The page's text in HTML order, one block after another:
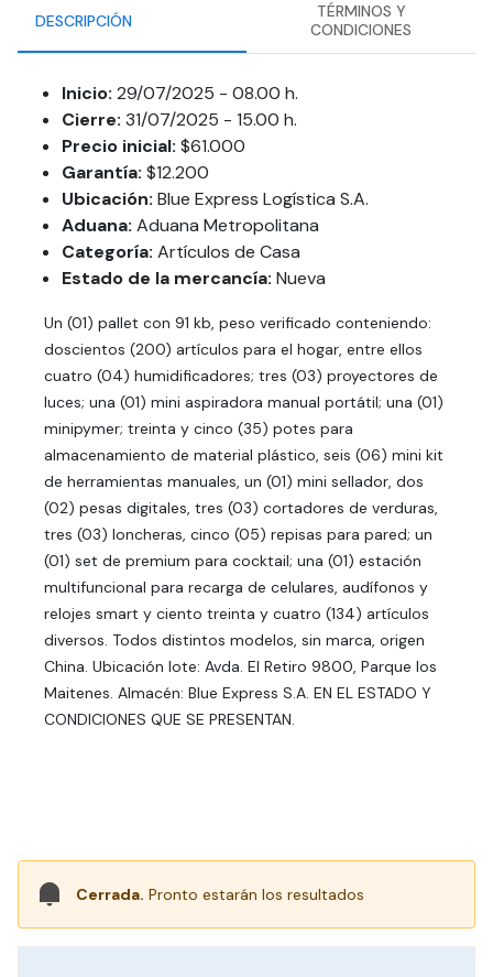
DESCRIPCIÓN
TÉRMINOS Y
CONDICIONES
Inicio: 29/07/2025 - 08.00 h.
Cierre: 31/07/2025 - 15.00 h.
Precio inicial: $61.000
Garantía: $12.200
Ubicación: Blue Express Logística S.A.
Aduana: Aduana Metropolitana
Categoría: Artículos de Casa
Estado de la mercancía: Nueva
Un (01) pallet con 91 kb, peso verificado conteniendo:
doscientos (200) artículos para el hogar, entre ellos
cuatro (04) humidificadores; tres (03) proyectores de
luces; una (01) mini aspiradora manual portátil; una (01)
minipymer; treinta y cinco (35) potes para
almacenamiento de material plástico, seis (06) mini kit
de herramientas manuales, un (01) mini sellador, dos
(02) pesas digitales, tres (03) cortadores de verduras,
tres (03) loncheras, cinco (05) repisas para pared; un
(01) set de premium para cocktail; una (01) estación
multifuncional para recarga de celulares, audífonos y
relojes smart y ciento treinta y cuatro (134) artículos
diversos. Todos distintos modelos, sin marca, origen
China. Ubicación lote: Avda. El Retiro 9800, Parque los
Maitenes. Almacén: Blue Express S.A. EN EL ESTADO Y
CONDICIONES QUE SE PRESENTAN.
Cerrada. Pronto estarán los resultados